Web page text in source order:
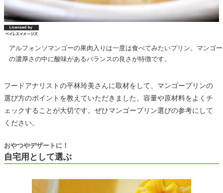
アルフォンソマンゴーの果肉入りは一度は食べてみたいプリン。マンゴー
の濃厚さの中に酸味があるバランスの良さが特徴です。
フードアナリストの平林玲美さんに取材をして、マンゴープリンの
選び方のポイントを教えていただきました。容量や原材料をよくチ
ェックすることが大切です。ぜひマンゴープリン選びの参考にして
ください。
自宅用として選ぶ
おやつやデザートに！